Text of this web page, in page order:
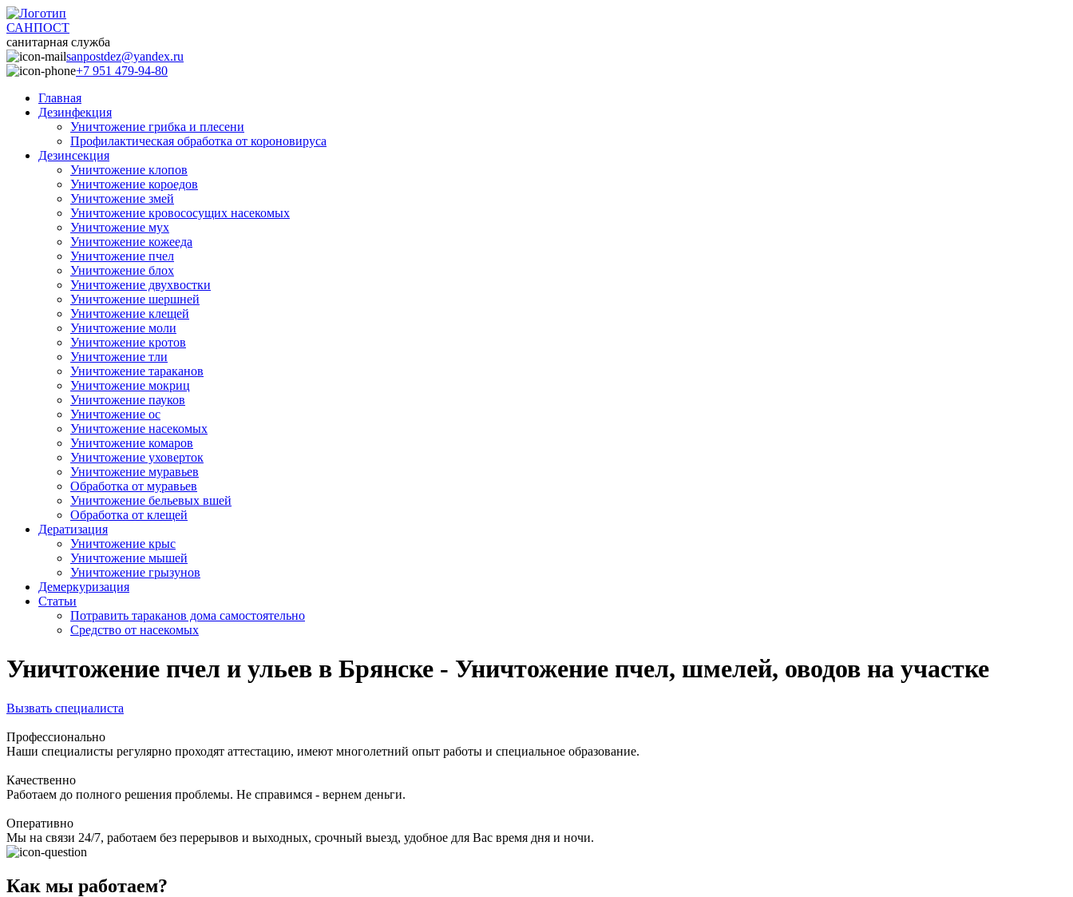
САНПОСТ
санитарная служба
sanpostdez@yandex.ru
+7 951 479-94-80
Главная
Дезинфекция
Уничтожение грибка и плесени
Профилактическая обработка от короновируса
Дезинсекция
Уничтожение клопов
Уничтожение короедов
Уничтожение змей
Уничтожение кровососущих насекомых
Уничтожение мух
Уничтожение кожееда
Уничтожение пчел
Уничтожение блох
Уничтожение двухвостки
Уничтожение шершней
Уничтожение клещей
Уничтожение моли
Уничтожение кротов
Уничтожение тли
Уничтожение тараканов
Уничтожение мокриц
Уничтожение пауков
Уничтожение ос
Уничтожение насекомых
Уничтожение комаров
Уничтожение уховерток
Уничтожение муравьев
Обработка от муравьев
Уничтожение бельевых вшей
Обработка от клещей
Дератизация
Уничтожение крыс
Уничтожение мышей
Уничтожение грызунов
Демеркуризация
Статьи
Потравить тараканов дома самостоятельно
Средство от насекомых
Уничтожение пчел и ульев в Брянске - Уничтожение пчел, шмелей, оводов на участке
Вызвать специалиста
Профессионально
Наши специалисты регулярно проходят аттестацию, имеют многолетний опыт работы и специальное образование.
Качественно
Работаем до полного решения проблемы. Не справимся - вернем деньги.
Оперативно
Мы на связи 24/7, работаем без перерывов и выходных, срочный выезд, удобное для Вас время дня и ночи.
Как мы работаем?